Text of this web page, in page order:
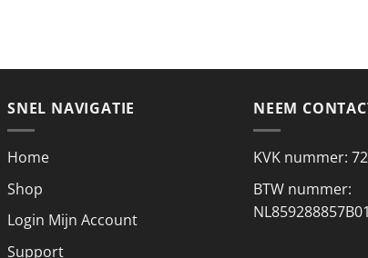
SNEL NAVIGATIE
Home
Shop
Login Mijn Account
Support
NEEM
KVK nummer:
BTW nummer:
NL859288857B01